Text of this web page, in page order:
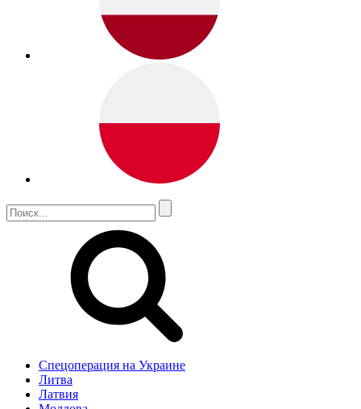
Спецоперация на Украине
Литва
Латвия